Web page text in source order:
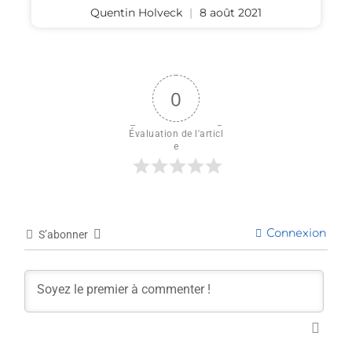
Quentin Holveck 8 août 2021
0
Évaluation de l'articl
e
S’abonner Connexion